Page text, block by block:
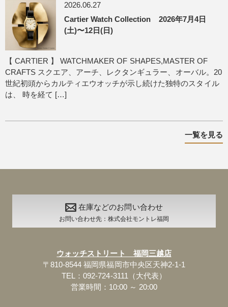
2026.06.27
Cartier Watch Collection 2026年7月4日
(土)〜12日(日)
【 CARTIER 】 WATCHMAKER OF SHAPES,MASTER OF
CRAFTS スクエア、アーチ、レクタンギュラー、オーバル。20
世紀初頭からカルティエウオッチが示し続けた独特のスタイル
は、 時を経て […]
一覧を見る
在庫などのお問い合わせ
お問い合わせ先：株式会社モントレ福岡
ウォッチストリート 福岡三越店
〒810-8544 福岡県福岡市中央区天神2-1-1
TEL：092-724-3111（大代表）
営業時間：10:00 ～ 20:00